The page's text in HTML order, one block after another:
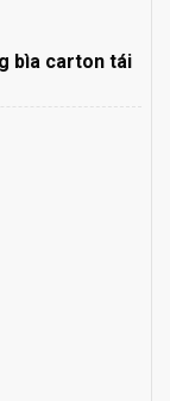
bìa carton tái